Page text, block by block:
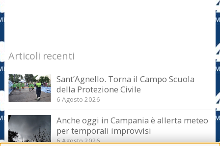
Articoli recenti
Sant’Agnello. Torna il Campo Scuola
della Protezione Civile
6 Agosto 2026
Anche oggi in Campania è allerta meteo
per temporali improvvisi
6 Agosto 2026